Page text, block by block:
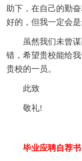
助下，在自己的勤
好的，但我一定会是
虽然我们未曾
错，希望贵校能给
贵校的一员。
此致
敬礼!
毕业应聘自荐书